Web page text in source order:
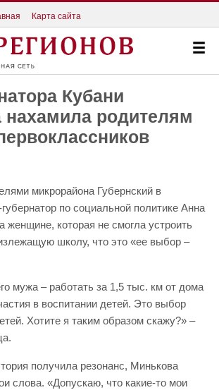
Карта сайта
Кубани
нахамила родителям
микрорайона Губернский в
по социальной политике Анна
женщине, которая не смогла устроить
школу, что это «ее выбор –
мужа – работать за 1,5 тыс. км от дома
в воспитании детей. Это выбор
Хотите я таким образом скажу?» –
получила резонанс, Минькова
слова. «Допускаю, что какие-то мои